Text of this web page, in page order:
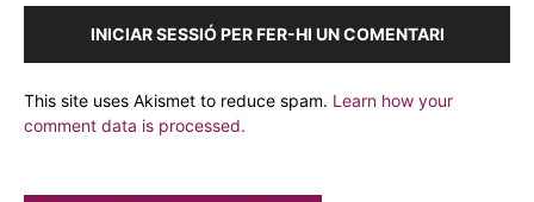
INICIAR SESSIÓ PER FER-HI UN COMENTARI
This site uses Akismet to reduce spam. Learn how your
comment data is processed.